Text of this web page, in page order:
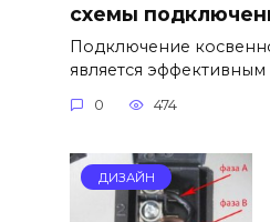
схемы
Подключение
является эффективным
0 474
ДИЗАЙН